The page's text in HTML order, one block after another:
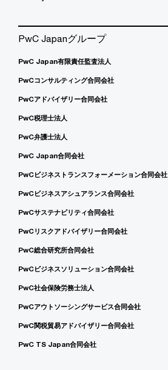
PwC Japanグループ
PwC Japan有限責任監査法人
PwCコンサルティング合同会社
PwCアドバイザリー合同会社
PwC税理士法人
PwC弁護士法人
PwC Japan合同会社
PwCビジネストランスフォーメーション合同会社
PwCビジネスアシュアランス合同会社
PwCサステナビリティ合同会社
PwCリスクアドバイザリー合同会社
PwC総合研究所合同会社
PwCビジネスソリューション合同会社
PwC社会保険労務士法人
PwCアウトソーシングサービス合同会社
PwC関税貿易アドバイザリー合同会社
PwC TS Japan合同会社